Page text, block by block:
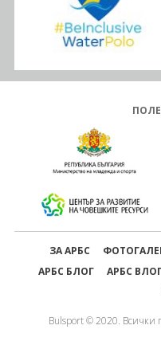
ЗА АРБС
АРБС БЛОГ
АРБС
Bulsport © 2020. Всички